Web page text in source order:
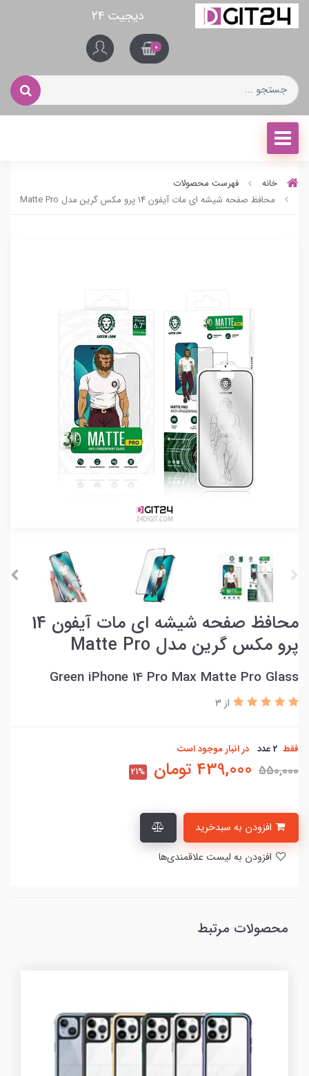
دیجیت ۲۴
0
خانه
فهرست محصولات
محافظ صفحه شیشه ای مات آیفون 14 پرو مکس گرین مدل Matte Pro
محافظ صفحه شیشه ای مات آیفون 14
پرو مکس گرین مدل Matte Pro
Green iPhone 14 Pro Max Matte Pro Glass
از 3
فقط 2 عدد در انبار موجود است
550,000
439,000 تومان 21%
محصولات مرتبط